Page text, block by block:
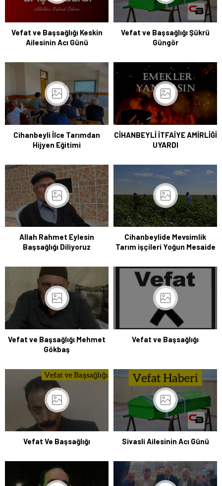
Vefat ve Başsağlığı Keskin
Ailesinin Acı Günü
Vefat ve Başsağlığı Şükrü
Güngör
Cihanbeyli İlce Tarımdan
Hijyen Eğitimi
CİHANBEYLİ İTFAİYE AMİRLİĞİ
UYARDI
Allah Rahmet Eylesin
Başsağlığı Diliyoruz
Cihanbeylide Mevsimlik
Tarım işçileri Yoğun Mesaide
Vefat ve Başsağlığı Mehmet
Gökbaş
Vefat ve Başsağlığı
Vefat Ve Başsağlığı Sivasli Ailesinin Acı Günü